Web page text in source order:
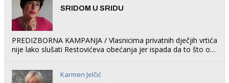
SRIDOM U SRIDU
PREDIZBORNA KAMPANJA / Vlasnicima privatnih dječjih vrtića
nije lako slušati Restovićeva obećanja jer ispada da to što oni
Karmen Jelčić